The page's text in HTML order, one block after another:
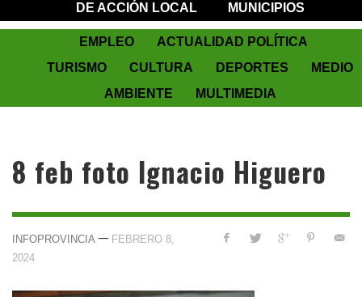
DE ACCIÓN LOCAL
MUNICIPIOS
EMPLEO
ACTUALIDAD POLÍTICA
TURISMO
CULTURA DEPORTES
MEDIO
AMBIENTE
MULTIMEDIA
8 feb foto Ignacio Higuero
INFOPROVINCIA — FEBRERO 8,
2024